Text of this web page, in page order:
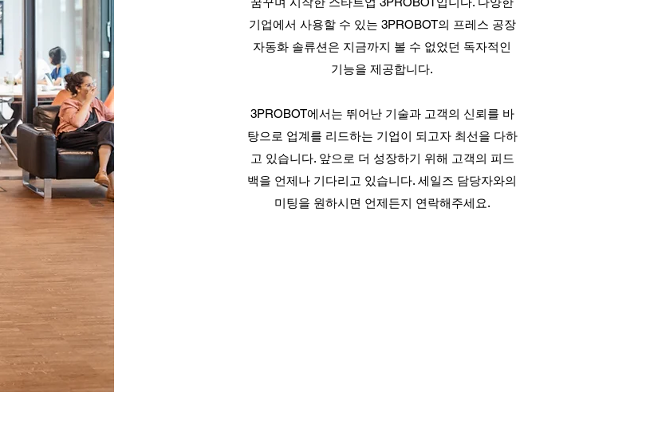
기업에서 사용할 수 있는 3PROBOT의 프레스 공장
자동화 솔류션은 지금까지 볼 수 없었던 독자적인
기능을 제공합니다.
3PROBOT에서는 뛰어난 기술과 고객의 신뢰를 바
탕으로 업계를 리드하는 기업이 되고자 최선을 다하
고 있습니다. 앞으로 더 성장하기 위해 고객의 피드
백을 언제나 기다리고 있습니다. 세일즈 담당자와의
미팅을 원하시면 언제든지 연락해주세요.